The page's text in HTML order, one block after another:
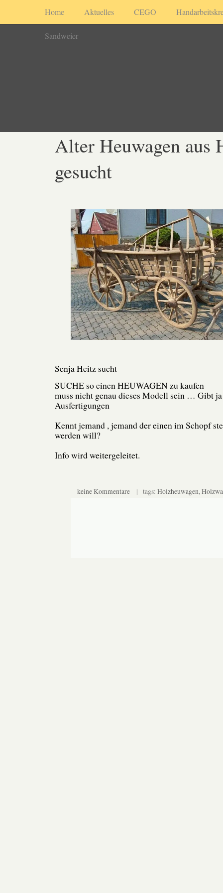
Home Aktuelles CEGO
Sandweier
Alter Heuwagen aus
gesucht
Senja Heitz sucht
SUCHE so einen HEUWAGEN zu kaufen
muss nicht genau dieses Modell sein … Gibt
Ausfertigungen
Kennt jemand , jemand der einen im Schopf
werden will?
Info wird weitergeleitet.
keine Kommentare | tags: Holzheuwagen,